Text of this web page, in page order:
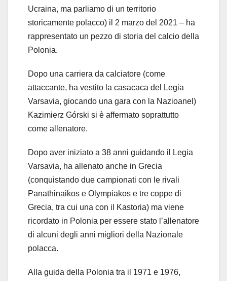
Ucraina, ma parliamo di un territorio
storicamente polacco) il 2 marzo del 2021 – ha
rappresentato un pezzo di storia del calcio della
Polonia.
Dopo una carriera da calciatore (come
attaccante, ha vestito la casacaca del Legia
Varsavia, giocando una gara con la Nazioanel)
Kazimierz Górski si è affermato soprattutto
come allenatore.
Dopo aver iniziato a 38 anni guidando il Legia
Varsavia, ha allenato anche in Grecia
(conquistando due campionati con le rivali
Panathinaikos e Olympiakos e tre coppe di
Grecia, tra cui una con il Kastoria) ma viene
ricordato in Polonia per essere stato l’allenatore
di alcuni degli anni migliori della Nazionale
polacca.
Alla guida della Polonia tra il 1971 e 1976,